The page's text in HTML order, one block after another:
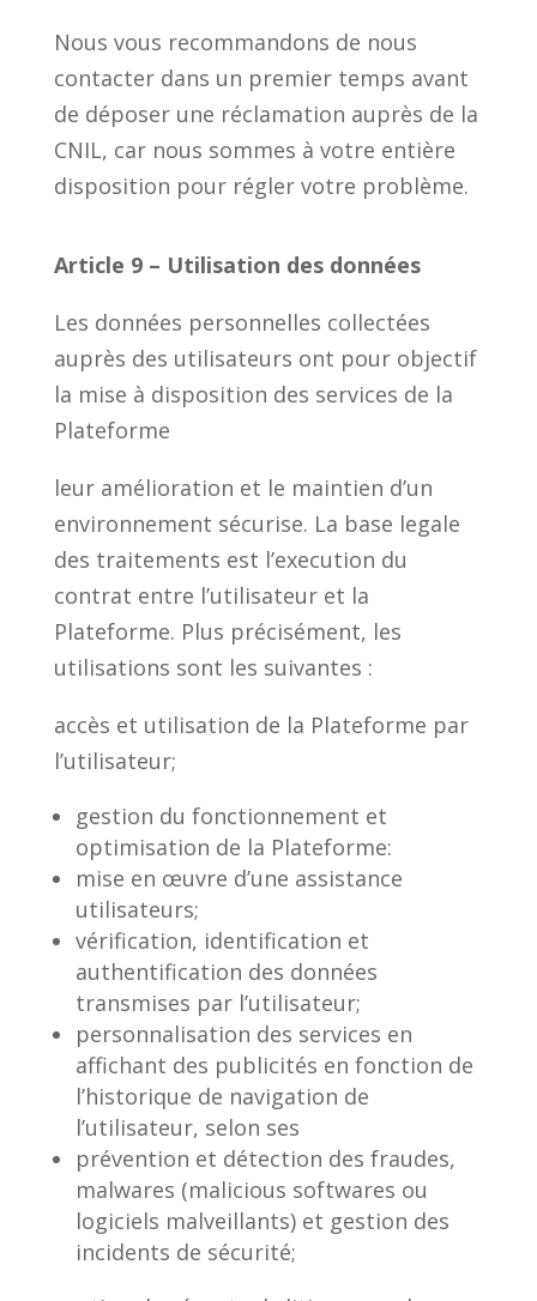
Nous vous recommandons de nous
contacter dans un premier temps avant
de déposer une réclamation auprès de la
CNIL, car nous sommes à votre entière
disposition pour régler votre problème.
Article 9 – Utilisation des données
Les données personnelles collectées
auprès des utilisateurs ont pour objectif
la mise à disposition des services de la
Plateforme
leur amélioration et le maintien d’un
environnement sécurise. La base legale
des traitements est l’execution du
contrat entre l’utilisateur et la
Plateforme. Plus précisément, les
utilisations sont les suivantes :
accès et utilisation de la Plateforme par
l’utilisateur;
gestion du fonctionnement et
optimisation de la Plateforme:
mise en œuvre d’une assistance
utilisateurs;
vérification, identification et
authentification des données
transmises par l’utilisateur;
personnalisation des services en
affichant des publicités en fonction de
l’historique de navigation de
l’utilisateur, selon ses
prévention et détection des fraudes,
malwares (malicious softwares ou
logiciels malveillants) et gestion des
incidents de sécurité;